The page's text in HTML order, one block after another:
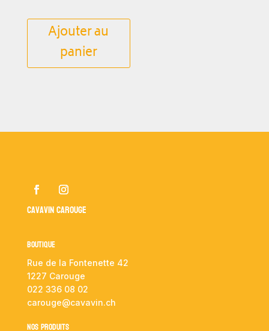
Ajouter au
panier
Cavavin Carouge
Boutique
Rue de la Fontenette 42
1227 Carouge
022 336 08 02
carouge@cavavin.ch
NOS PRODUITS